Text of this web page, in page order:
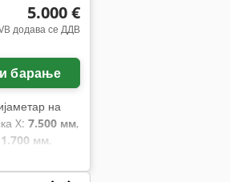
5.000 €
додава се ДДВ
барање
на
X: 7.500 мм,
1.700 мм,